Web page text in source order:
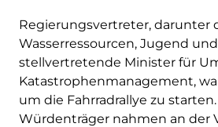
Regierungsvertreter, darunter
Wasserressourcen, Jugend
stellvertretende Minister für
Katastrophenmanagement,
um die Fahrradrallye zu
Würdenträger nahmen an der